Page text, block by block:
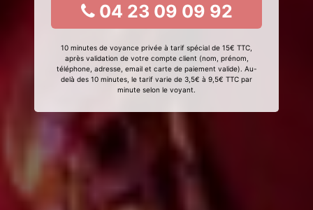
04 23 09 09 92
10 minutes de voyance privée à tarif spécial de 15€ TTC,
après validation de votre compte client (nom, prénom,
téléphone, adresse, email et carte de paiement valide). Au-
delà des 10 minutes, le tarif varie de 3,5€ à 9,5€ TTC par
minute selon le voyant.